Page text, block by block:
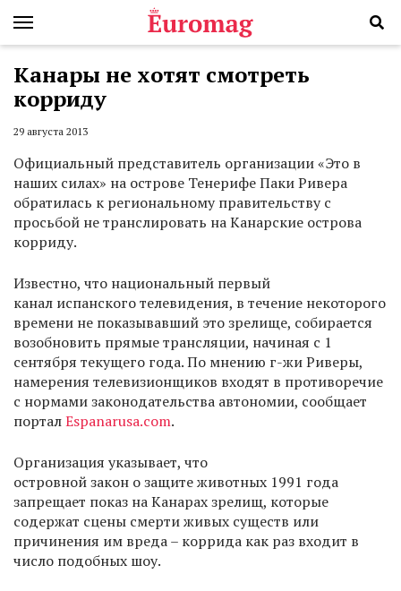
Канары не хотят смотреть
корриду
29 августа 2013
Официальный представитель организации «Это в
наших силах» на острове Тенерифе Паки Ривера
обратилась к региональному правительству с
просьбой не транслировать на Канарские острова
корриду.
Известно, что национальный первый
канал испанского телевидения, в течение некоторого
времени не показывавший это зрелище, собирается
возобновить прямые трансляции, начиная с 1
сентября текущего года. По мнению г-жи Риверы,
намерения телевизионщиков входят в противоречие
с нормами законодательства автономии, сообщает
порталEspanarusa.com.
Организация указывает, что
островной закон о защите животных 1991 года
запрещает показ на Канарах зрелищ, которые
содержат сцены смерти живых существ или
причинения им вреда – коррида как раз входит в
число подобных шоу.